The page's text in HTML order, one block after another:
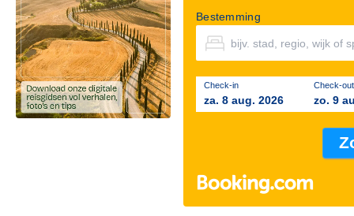
Bestemming
Check-in
za. 8 aug. 2026
Check-out
zo. 9